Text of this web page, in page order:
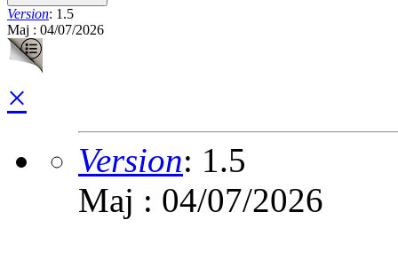
Version: 1.5
Maj : 04/07/2026
×
Version: 1.5
Maj : 04/07/2026